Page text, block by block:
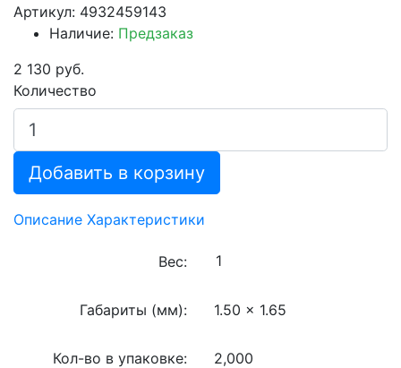
Артикул: 4932459143
Наличие: Предзаказ
2 130 руб.
Количество
Добавить в корзину
Описание Характеристики
Вес:
Габариты (мм): 1.50 x 1.65
Кол-во в упаковке: 2,000